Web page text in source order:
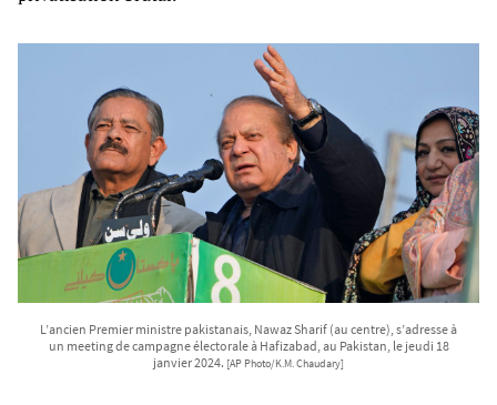
L’ancien Premier ministre pakistanais, Nawaz Sharif (au centre), s’adresse à
un meeting de campagne électorale à Hafizabad, au Pakistan, le jeudi 18
janvier 2024. [AP Photo/K.M. Chaudary]